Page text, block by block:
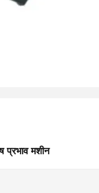
प्रभाव मशीन